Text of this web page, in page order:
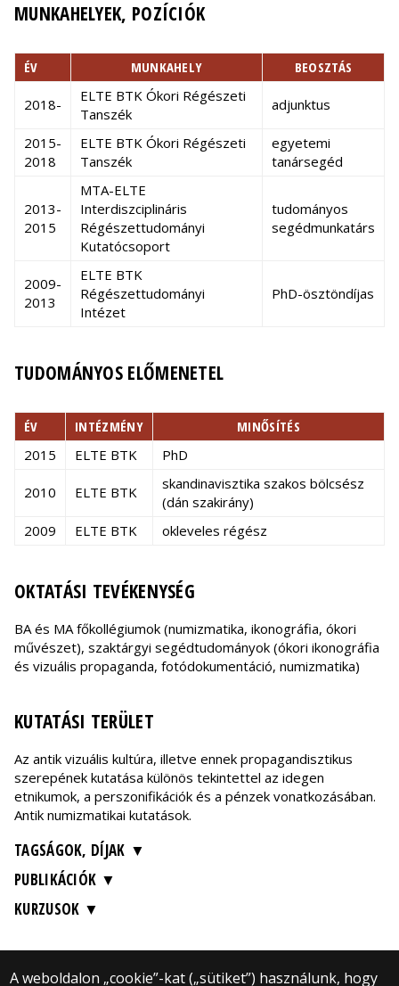
MUNKAHELYEK, POZÍCIÓK
ÉV MUNKAHELY BEOSZTÁS
2018-
ELTE BTK Ókori Régészeti
Tanszék
adjunktus
2015-
2018
ELTE BTK Ókori Régészeti
Tanszék
egyetemi
tanársegéd
2013-
2015
MTA-ELTE
Interdiszciplináris
Régészettudományi
Kutatócsoport
tudományos
segédmunkatárs
2009-
2013
ELTE BTK
Régészettudományi
Intézet
PhD-ösztöndíjas
TUDOMÁNYOS ELŐMENETEL
ÉV INTÉZMÉNY
MINŐSÍTÉS
2015
ELTE BTK PhD
2010 ELTE BTK
skandinavisztika szakos bölcsész
(dán szakirány)
2009
ELTE BTK okleveles régész
OKTATÁSI TEVÉKENYSÉG
BA és MA főkollégiumok (numizmatika, ikonográfia, ókori
művészet), szaktárgyi segédtudományok (ókori ikonográfia
és vizuális propaganda, fotódokumentáció, numizmatika)
KUTATÁSI TERÜLET
Az antik vizuális kultúra, illetve ennek propagandisztikus
szerepének kutatása különös tekintettel az idegen
etnikumok, a perszonifikációk és a pénzek vonatkozásában.
Antik numizmatikai kutatások.
TAGSÁGOK, DÍJAK
PUBLIKÁCIÓK
KURZUSOK
A weboldalon „cookie”-kat („sütiket”) használunk, hogy